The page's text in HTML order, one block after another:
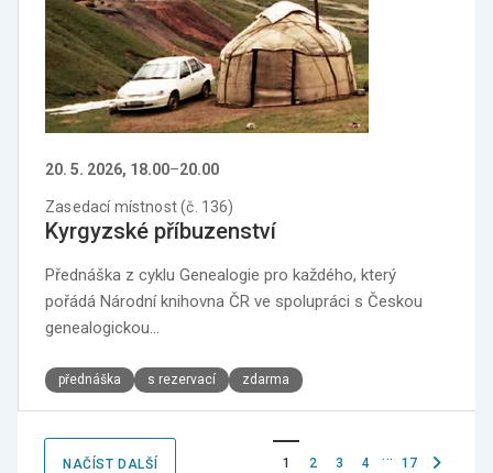
20. 5. 2026, 18.00–20.00
Zasedací místnost (č. 136)
Kyrgyzské příbuzenství
Přednáška z cyklu Genealogie pro každého, který
pořádá Národní knihovna ČR ve spolupráci s Českou
genealogickou…
přednáška s rezervací zdarma
NAČÍST DALŠÍ 1 2 3 4 … 17